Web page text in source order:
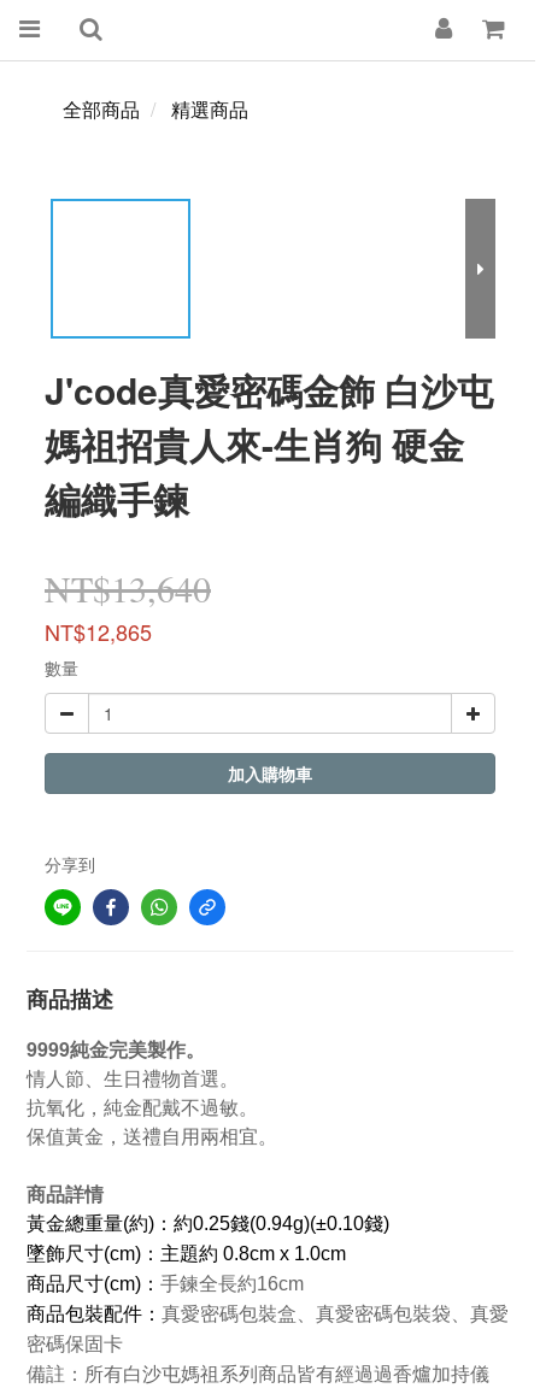
全部商品 精選商品
J'code真愛密碼金飾 白沙屯
媽祖招貴人來-生肖狗 硬金
編織手鍊
NT$13,640
NT$12,865
數量
加入購物車
分享到
商品描述
9999純金完美製作。
情人節、生日禮物首選。
抗氧化，純金配戴不過敏。
保值黃金，送禮自用兩相宜。
商品詳情
黃金總重量(約)：約0.25錢(0.94g)(±0.10錢)
墜飾尺寸(cm)：主題約 0.8cm x 1.0cm
商品尺寸(cm)： 手鍊全長約16cm
商品包裝配件： 真愛密碼包裝盒、真愛密碼包裝袋、真愛
密碼保固卡
備註： 所有白沙屯媽祖系列商品皆有經過過香爐加持儀